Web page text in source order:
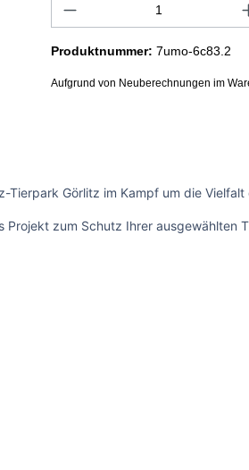
Produktnummer: 7umo-6c83.2
Aufgrund von Neuberechnungen im
Görlitz im Kampf um die
zum Schutz Ihrer